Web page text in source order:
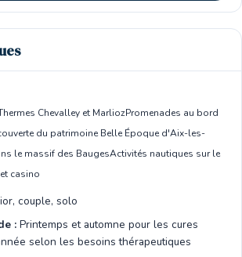
Chevalley et MarliozPromenades au bord
du patrimoine Belle Époque d'Aix-les-
le massif des BaugesActivités nautiques sur le
casino
couple, solo
: Printemps et automne pour les cures
selon les besoins thérapeutiques